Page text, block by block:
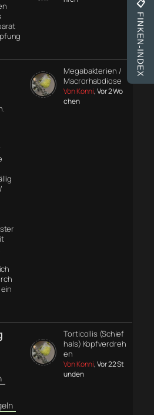
Megabakterien /
Macrorhabdiose
Von Konni, Vor 2 Wo
chen
Torticollis (Schief
hals) Kopfverdreh
en
Von Konni, Vor 22 St
unden
📋
FINKEN-INDEX